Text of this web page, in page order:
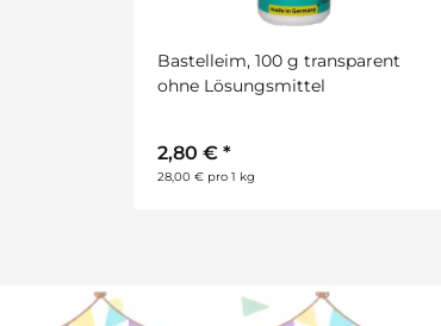
Drahtring weiß, D: 20 cm